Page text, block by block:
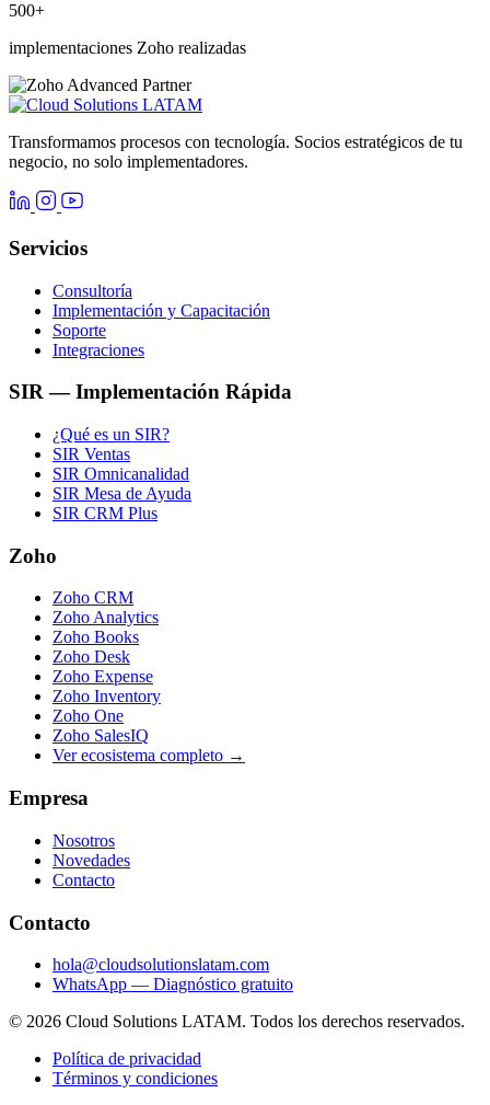
500+
implementaciones Zoho realizadas
Transformamos procesos con tecnología. Socios estratégicos de tu
negocio, no solo implementadores.
Servicios
Consultoría
Implementación y Capacitación
Soporte
Integraciones
SIR — Implementación Rápida
¿Qué es un SIR?
SIR Ventas
SIR Omnicanalidad
SIR Mesa de Ayuda
SIR CRM Plus
Zoho
Zoho CRM
Zoho Analytics
Zoho Books
Zoho Desk
Zoho Expense
Zoho Inventory
Zoho One
Zoho SalesIQ
Ver ecosistema completo →
Empresa
Nosotros
Novedades
Contacto
Contacto
hola@cloudsolutionslatam.com
WhatsApp — Diagnóstico gratuito
© 2026 Cloud Solutions LATAM. Todos los derechos reservados.
Política de privacidad
Términos y condiciones